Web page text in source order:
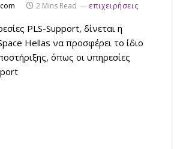
2 Mins Read επιχειρήσεις
PLS-Support, δίνεται η
Hellas να προσφέρει το ίδιο
όπως οι υπηρεσίες